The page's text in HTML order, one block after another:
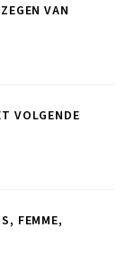
VAN
VOLGENDE
FEMME,